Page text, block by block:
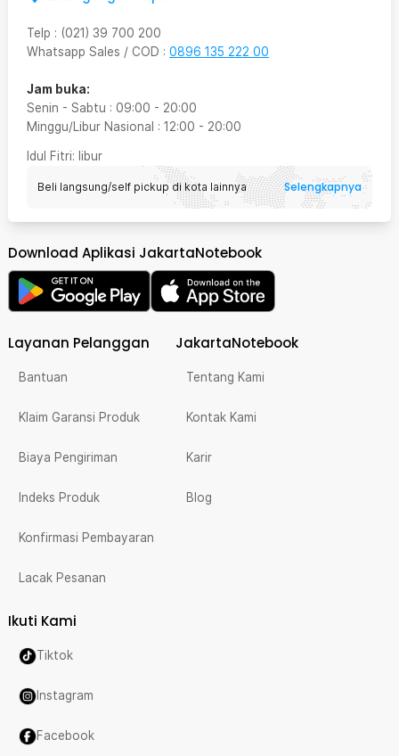
Telp : (021) 39 700 200
Whatsapp Sales / COD : 0896 135 222 00
Jam buka:
Senin - Sabtu : 09:00 - 20:00
Minggu/Libur Nasional : 12:00 - 20:00
Idul Fitri: libur
Beli langsung/self pickup di kota lainnya Selengkapnya
Download Aplikasi JakartaNotebook
Layanan Pelanggan
Bantuan
Klaim Garansi Produk
Biaya Pengiriman
Indeks Produk
Konfirmasi Pembayaran
Lacak Pesanan
JakartaNotebook
Tentang Kami
Kontak Kami
Karir
Blog
Ikuti Kami
Tiktok
Instagram
Facebook